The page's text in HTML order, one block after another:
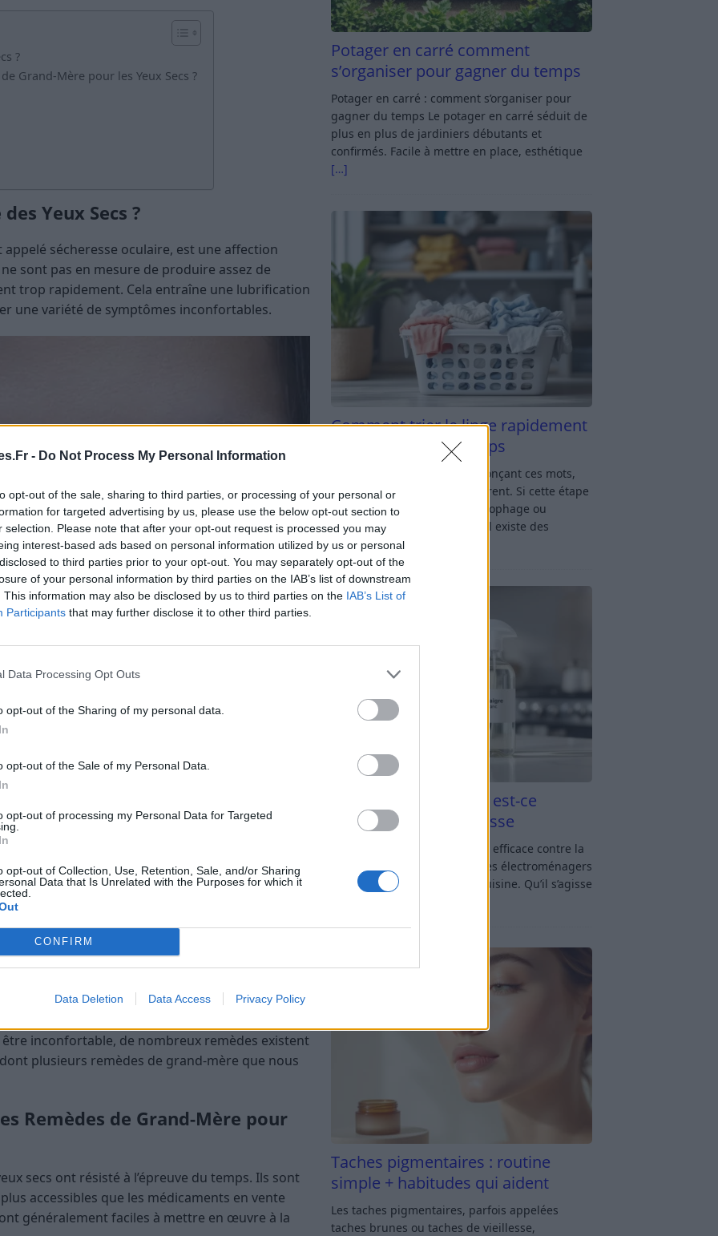
- Do Not Process My Personal Information
opt-out of the sale, sharing to third parties, or processing of your personal or
for targeted advertising by us, please use the below opt-out section to
selection. Please note that after your opt-out request is processed you may
interest-based ads based on personal information utilized by us or personal
to third parties prior to your opt-out. You may separately opt-out of the
of your personal information by third parties on the IAB’s list of downstream
This information may also be disclosed by us to third parties on the IAB’s List of
Participants that may further disclose it to other third parties.
Data Processing Opt Outs
opt-out of the Sharing of my personal data.
opt-out of the Sale of my Personal Data.
opt-out of processing my Personal Data for Targeted
opt-out of Collection, Use, Retention, Sale, and/or Sharing
Data that Is Unrelated with the Purposes for which it
CONFIRM
Data Deletion Data Access Privacy Policy
?
Grand-Mère pour les Yeux Secs ?
Yeux Secs ?
sécheresse oculaire, est une affection
sont pas en mesure de produire assez de
trop rapidement. Cela entraîne une lubrification
une variété de symptômes inconfortables.
peuvent inclure :
étranger dans les yeux.
longue période de lecture ou d’utilisation d’un
suivie d’épisodes de sécheresse.
le matin ou en fin de journée, lors de
de longues périodes passées devant un écran
par une variété de facteurs, notamment l’âge,
spécifiques, l’exposition à des
utilisation prolongée des yeux (par exemple, lors
inconfortable, de nombreux remèdes existent
plusieurs remèdes de grand-mère que nous
Remèdes de Grand-Mère pour
secs ont résisté à l’épreuve du temps. Ils sont
accessibles que les médicaments en vente
généralement faciles à mettre en œuvre à la
Potager en carré comment
s’organiser pour gagner du temps
Potager en carré : comment s’organiser pour
gagner du temps Le potager en carré séduit de
plus en plus de jardiniers débutants et
confirmés. Facile à mettre en place, esthétique
[…]
Comment trier le linge rapidement
sans y passer du temps
Tri du linge : rien qu’en prononçant ces mots,
beaucoup d’entre nous soupirent. Si cette étape
du lavage vous semble chronophage ou
compliquée, rassurez-vous : il existe des
astuces simples
Vinaigre blanc et four est-ce
efficace contre la graisse
Vinaigre blanc et four : est-ce efficace contre la
graisse ? Le four fait partie des électroménagers
les plus sollicités dans une cuisine. Qu’il s’agisse
Taches pigmentaires : routine
simple + habitudes qui aident
Les taches pigmentaires, parfois appelées
taches brunes ou taches de vieillesse,